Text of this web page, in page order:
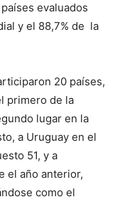
evaluados
y el 88,7% de la
20 países,
primero de la
lugar en la
a Uruguay en el
51, y a
el año anterior,
como el